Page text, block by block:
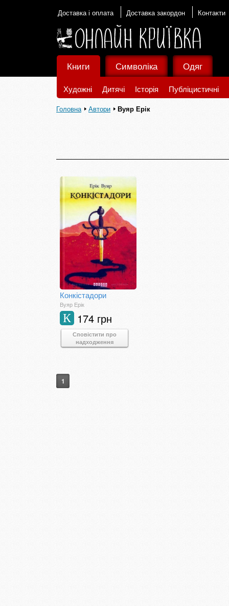
Доставка і оплата Доставка закордон Контакти
Книги
Художні Дитячі Історія Публіцистичні
Символіка Одяг
Головна Автори Вуяр Ерік
Конкістадори
Вуяр Ерік
174 грн
К
Сповістити про
надходження
1